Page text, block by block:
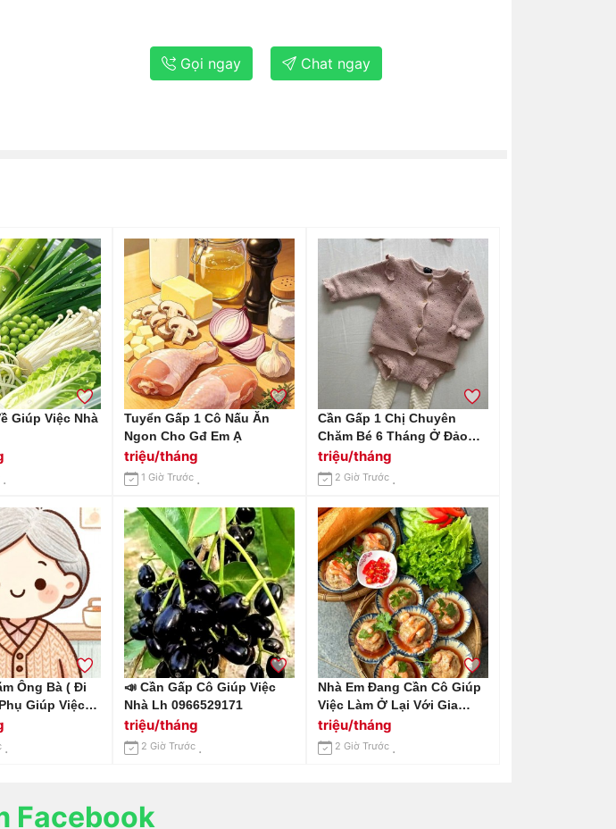
Gọi ngay Chat ngay
Giúp Việc Nhà
Tuyển Gấp 1 Cô Nấu Ăn
Ngon Cho Gđ Em Ạ
triệu/tháng
1 Giờ Trước
Cần Gấp 1 Chị Chuyên
Chăm Bé 6 Tháng Ở Đảo
Kim Cương Q2 Lương 14
Triệu Bao Ăn Ở Ạ
triệu/tháng
2 Giờ Trước
Ông Bà ( Đi
Giúp Việc
📣 Cần Gấp Cô Giúp Việc
Nhà Lh 0966529171
triệu/tháng
2 Giờ Trước
Nhà Em Đang Cần Cô Giúp
Việc Làm Ở Lại Với Gia
Đình Em Luôn Tại Quận 4
triệu/tháng
2 Giờ Trước
Facebook